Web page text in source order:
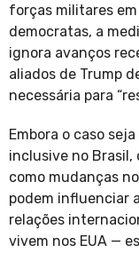
forças militares
democratas, a
ignora avanços
aliados de Trump
necessária para
Embora o caso
inclusive no Brasil,
como mudanças
podem influenciar
relações
vivem nos EUA —